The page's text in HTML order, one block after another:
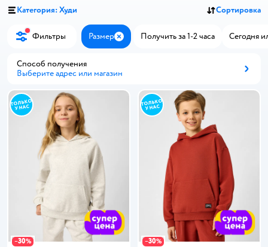
Категория: Худи Сортировка
Фильтры Размер ЗакрытьПолучить за 1-2 часа Сегодня
Способ получения
Выберите адрес или магазин
−30% −30%